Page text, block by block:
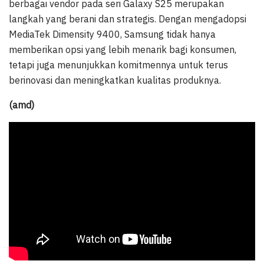
berbagai vendor pada seri Galaxy S25 merupakan
langkah yang berani dan strategis. Dengan mengadopsi
MediaTek Dimensity 9400, Samsung tidak hanya
memberikan opsi yang lebih menarik bagi konsumen,
tetapi juga menunjukkan komitmennya untuk terus
berinovasi dan meningkatkan kualitas produknya.
(amd)